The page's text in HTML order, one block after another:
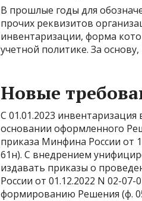
В прошлые годы для
прочих реквизитов
инвентаризации, форма
учетной политике. За
Новые
С 01.01.2023
основании оформленного
приказа Минфина России от
61н). С внедрением
издавать приказы о
России от 01.12.2022 N 02-
формированию Решения (ф.